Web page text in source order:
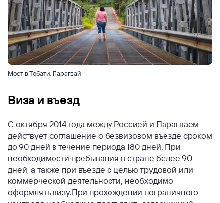
Мост в Тобати, Парагвай
Виза и въезд
С октября 2014 года между Россией и Парагваем
действует соглашение о безвизовом въезде сроком
до 90 дней в течение периода 180 дней. При
необходимости пребывания в стране более 90
дней, а также при въезде с целью трудовой или
коммерческой деятельности, необходимо
оформлять визу.При прохождении пограничного